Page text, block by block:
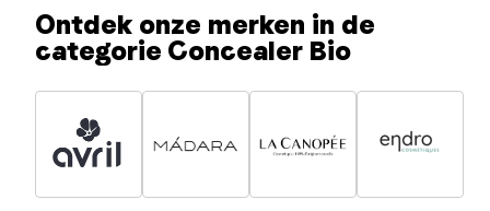
Ontdek onze merken in de
categorie Concealer Bio